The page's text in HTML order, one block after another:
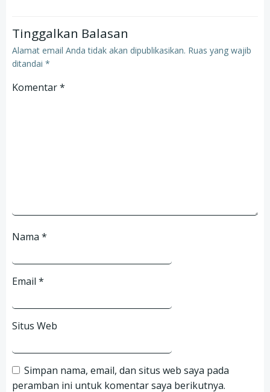
Tinggalkan Balasan
Alamat email Anda tidak akan dipublikasikan. Ruas yang wajib
ditandai *
Komentar*
Nama *
Email *
Situs Web
Simpan nama, email, dan situs web saya pada
peramban ini untuk komentar saya berikutnya.